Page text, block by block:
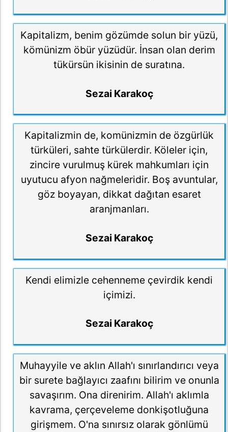
Kapitalizm, benim gözümde solun bir yüzü,
kömünizm öbür yüzüdür. İnsan olan derim
tükürsün ikisinin de suratına.
Sezai Karakoç
Kapitalizmin de, komünizmin de özgürlük
türküleri, sahte türkülerdir. Köleler için,
zincire vurulmuş kürek mahkumları için
uyutucu afyon nağmeleridir. Boş avuntular,
göz boyayan, dikkat dağıtan esaret
aranjmanları.
Sezai Karakoç
Kendi elimizle cehenneme çevirdik kendi
içimizi.
Sezai Karakoç
Muhayyile ve aklın Allah'ı sınırlandırıcı veya
bir surete bağlayıcı zaafını bilirim ve onunla
savaşırım. Ona direnirim. Allah'ı aklımla
kavrama, çerçeveleme donkişotluğuna
girişmem. O'na sınırsız olarak gönlümü